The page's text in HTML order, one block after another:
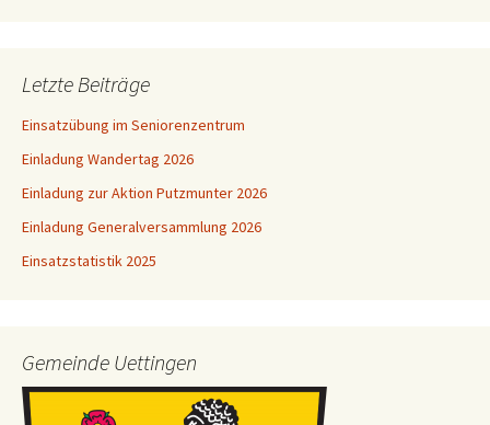
Letzte Beiträge
Einsatzübung im Seniorenzentrum
Einladung Wandertag 2026
Einladung zur Aktion Putzmunter 2026
Einladung Generalversammlung 2026
Einsatzstatistik 2025
Gemeinde Uettingen